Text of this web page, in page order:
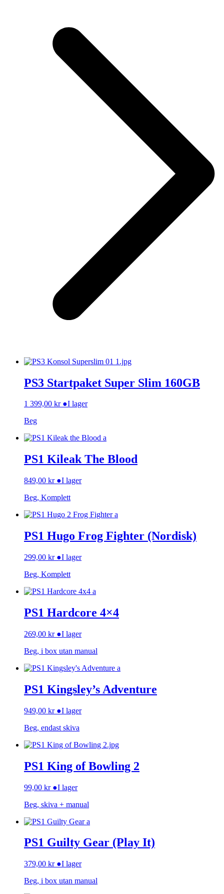
PS3 Startpaket Super Slim 160GB
1 399,00 kr ●I lager
Beg
PS1 Kileak The Blood
849,00 kr ●I lager
Beg, Komplett
PS1 Hugo Frog Fighter (Nordisk)
299,00 kr ●I lager
Beg, Komplett
PS1 Hardcore 4×4
269,00 kr ●I lager
Beg, i box utan manual
PS1 Kingsley’s Adventure
949,00 kr ●I lager
Beg, endast skiva
PS1 King of Bowling 2
99,00 kr ●I lager
Beg, skiva + manual
PS1 Guilty Gear (Play It)
379,00 kr ●I lager
Beg, i box utan manual